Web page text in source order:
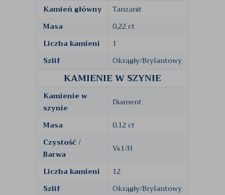
Kamień główny
Tanzanit
Masa
0,22 ct
Liczba kamieni
1
Szlif
Okrągły/Brylantowy
KAMIENIE W SZYNIE
Kamienie w
szynie
Diament
Masa
0,12 ct
Czystość /
Barwa
Vs1/H
Liczba kamieni
12
Szlif
Okrągły/Brylantowy